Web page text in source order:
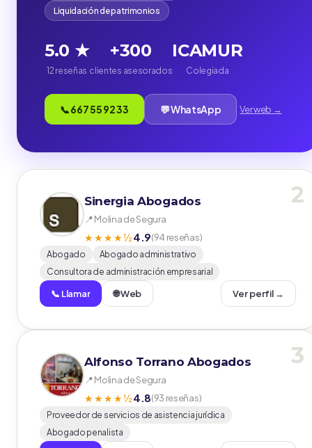
Liquidación de patrimonios
5.0 ★
12 reseñas
+300
clientes asesorados
ICAMUR
Colegiada
📞 667 55 92 33 💬 WhatsApp Ver web →
2
Sinergia Abogados
📍 Molina de Segura
★★★★½4.9(94 reseñas)
Abogado
Abogado administrativo
Consultora de administración empresarial
📞 Llamar 🌐 Web Ver perfil →
3
Alfonso Torrano Abogados
📍 Molina de Segura
★★★★½4.8(93 reseñas)
Proveedor de servicios de asistencia jurídica
Abogado penalista